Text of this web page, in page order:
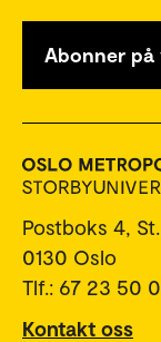
Abonner
Postboks 4,
0130 Oslo
Tlf.: 67 23 50
Kontakt oss